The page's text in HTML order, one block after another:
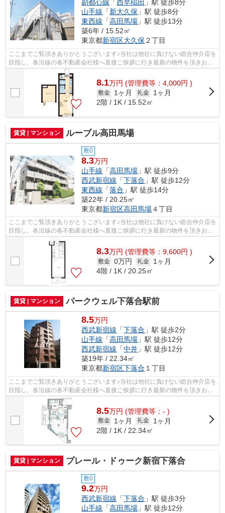
副都心線 「 西早稲田 」駅 徒歩8分
山手線 「新大久保 」駅 徒歩8分
東西線 「高田馬場 」駅 徒歩13分
築6年 / 15.52㎡
東京都新宿区大久保２丁目
ここまでご覧頂きありがとうございます♪当社は他社に負けない総合仲介店を
目指し、各沿線の各不動産会社様へ直接ご挨拶に行き最新の物件を頂きお客
様へ提供しております！最新の情報は...
8.1万円 (管理費等：4,000円 )
敷金 1ヶ月 礼金
1ヶ月
2階 / 1K / 15.52㎡
賃貸 | マンション ルーブル高田馬場
敷0
8.3万円
山手線 「高田馬場 」駅 徒歩9分
西武新宿線 「下落合 」駅 徒歩12分
東西線 「落合 」駅 徒歩14分
築22年 / 20.25㎡
東京都新宿区高田馬場４丁目
ここまでご覧頂きありがとうございます♪当社は他社に負けない総合仲介店を
目指し、各沿線の各不動産会社様へ直接ご挨拶に行き最新の物件を頂きお客
様へ提供しております！最新の情報は...
8.3万円 (管理費等：9,600円 )
敷金 0万円 礼金
1ヶ月
4階 / 1K / 20.25㎡
賃貸 | マンション パークウェル下落合駅前
8.5万円
西武新宿線 「下落合 」駅 徒歩2分
山手線 「高田馬場 」駅 徒歩12分
西武新宿線 「中井 」駅 徒歩12分
築19年 / 22.34㎡
東京都新宿区下落合 １丁目
ここまでご覧頂きありがとうございます♪当社は他社に負けない総合仲介店を
目指し、各沿線の各不動産会社様へ直接ご挨拶に行き最新の物件を頂きお客
様へ提供しております！最新の情報は...
8.5万円 (管理費等：- )
敷金 1ヶ月 礼金
1ヶ月
2階 / 1K / 22.34㎡
賃貸 | マンション プレール・ドゥーク新宿下落合
敷0
9.2万円
西武新宿線 「下落合 」駅 徒歩3分
山手線 「高田馬場 」駅 徒歩12分